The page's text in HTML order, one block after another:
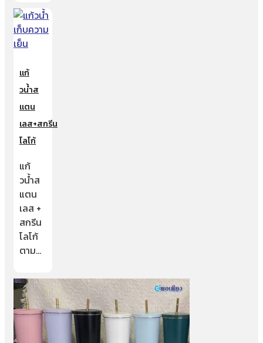
แก้
วน้ำส
แตน
เลส+สกรีน
โลโก้
แก้
วน้ำส
แตน
เลส +
สกรีน
โลโก้
ตาม…